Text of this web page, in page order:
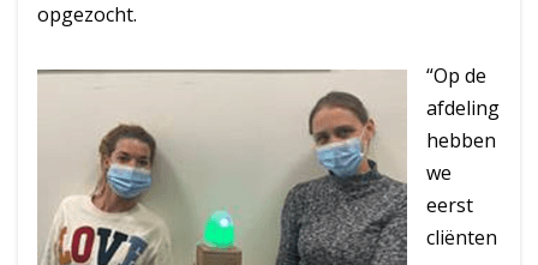
opgezocht.
“Op de
afdeling
hebben
we
eerst
cliënten